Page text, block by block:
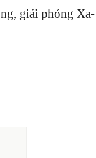
giải phóng Xa-